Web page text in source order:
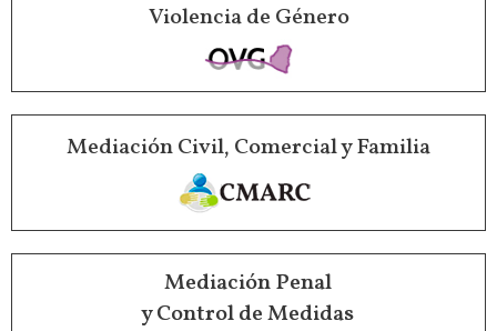
Violencia de Género
Mediación Civil, Comercial y Familia
Mediación Penal
y Control de Medidas